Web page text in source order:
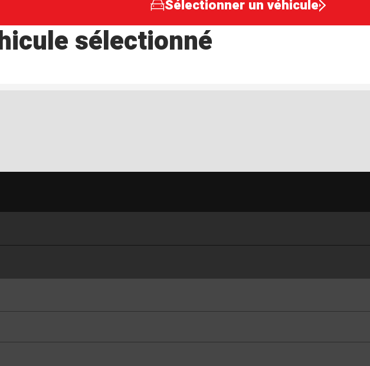
Sélectionner un véhicule
sélectionné